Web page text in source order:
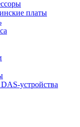
платы
устройства